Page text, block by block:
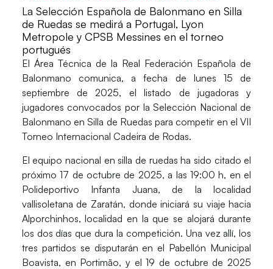
La Selección Española de Balonmano en Silla
de Ruedas se medirá a Portugal, Lyon
Metropole y CPSB Messines en el torneo
portugués
El Área Técnica de la Real Federación Española de
Balonmano comunica, a fecha de lunes 15 de
septiembre de 2025, el listado de jugadoras y
jugadores convocados por laSelección Nacional de
Balonmano en Silla de Ruedas para competir en elVII
Torneo Internacional Cadeira de Rodas.
El equipo nacional en silla de ruedas ha sido citado el
próximo 17 de octubre de 2025, a las 19:00 h, en el
Polideportivo Infanta Juana, de la localidad
vallisoletana de Zaratán, donde iniciará su viaje hacia
Alporchinhos, localidad en la que se alojará durante
los dos días que dura la competición. Una vez allí, los
tres partidos se disputarán en el Pabellón Municipal
Boavista, en Portimão, y el 19 de octubre de 2025